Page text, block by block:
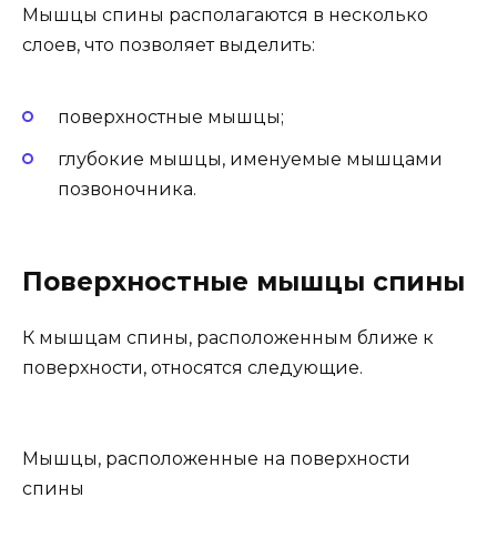
Мышцы спины располагаются в несколько
слоев, что позволяет выделить:
поверхностные мышцы;
глубокие мышцы, именуемые мышцами
позвоночника.
Поверхностные мышцы спины
К мышцам спины, расположенным ближе к
поверхности, относятся следующие.
Мышцы, расположенные на поверхности
спины